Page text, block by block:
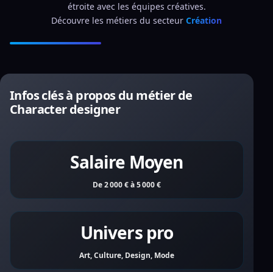
étroite avec les équipes créatives.
Découvre les métiers du secteur Création
Infos clés à propos du métier de
Character designer
Salaire Moyen
De 2 000 € à 5 000 €
Univers pro
Art, Culture, Design, Mode